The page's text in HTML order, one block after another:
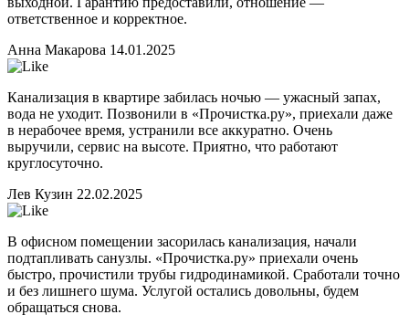
ответственное и корректное.
Анна Макарова 14.01.2025
Канализация в квартире забилась ночью — ужасный запах,
вода не уходит. Позвонили в «Прочистка.ру», приехали даже
в нерабочее время, устранили все аккуратно. Очень
выручили, сервис на высоте. Приятно, что работают
круглосуточно.
Лев Кузин 22.02.2025
В офисном помещении засорилась канализация, начали
подтапливать санузлы. «Прочистка.ру» приехали очень
быстро, прочистили трубы гидродинамикой. Сработали точно
и без лишнего шума. Услугой остались довольны, будем
обращаться снова.